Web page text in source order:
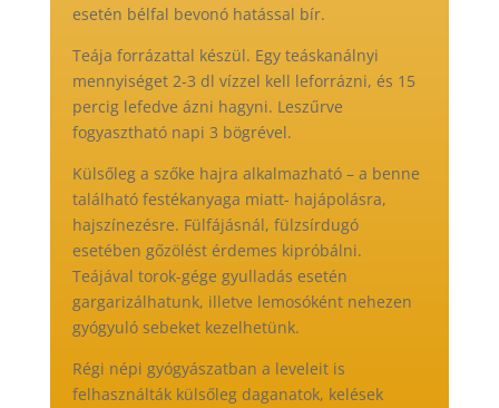
esetén bélfal bevonó hatással bír.
Teája forrázattal készül. Egy teáskanálnyi
mennyiséget 2-3 dl vízzel kell leforrázni, és 15
percig lefedve ázni hagyni. Leszűrve
fogyasztható napi 3 bögrével.
Külsőleg a szőke hajra alkalmazható – a benne
található festékanyaga miatt- hajápolásra,
hajszínezésre. Fülfájásnál, fülzsírdugó
esetében gőzölést érdemes kipróbálni.
Teájával torok-gége gyulladás esetén
gargarizálhatunk, illetve lemosóként nehezen
gyógyuló sebeket kezelhetünk.
Régi népi gyógyászatban a leveleit is
felhasználták külsőleg daganatok, kelések